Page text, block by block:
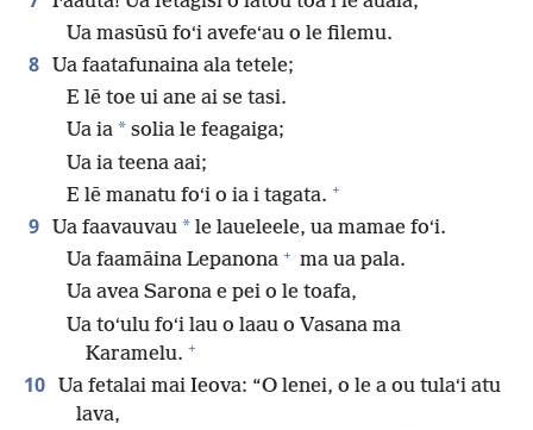
Ua masūsū foʻi avefeʻau o le filemu.
8 Ua faatafunaina ala tetele;
E lē toe ui ane ai se tasi.
Ua ia * solia le feagaiga;
Ua ia teena aai;
E lē manatu foʻi o ia i tagata. +
9 Ua faavauvau * le laueleele, ua mamae foʻi.
Ua faamāina Lepanona + ma ua pala.
Ua avea Sarona e pei o le toafa,
Ua toʻulu foʻi lau o laau o Vasana ma
Karamelu. +
10 Ua fetalai mai Ieova: “O lenei, o le a ou tulaʻi atu
lava,